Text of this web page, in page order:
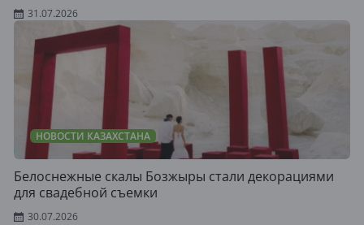
31.07.2026
НОВОСТИ КАЗАХСТАНА
Белоснежные скалы Бозжыры стали декорациями
для свадебной съемки
30.07.2026